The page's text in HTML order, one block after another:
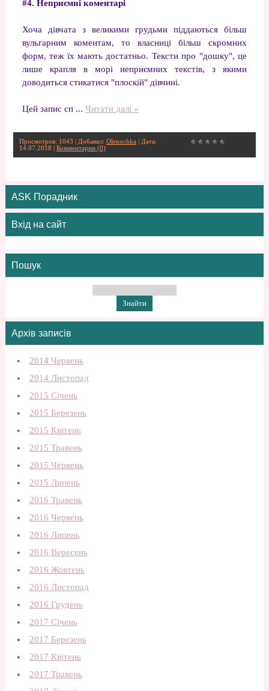
#4. Неприємні коментарі
Хоча дівчата з великими грудьми піддаються більш
вульгарним коментам, то власниці більш скромних
форм, теж їх мають достатньо. Тексти про "дошку", це
лише крапля в морі неприємних текстів, з якими
доводиться стикатися "плоскій" дівчині.
Цей запис сп ... Читати далі »
Просмотров: 1043 | Добавил: Olenochka | Дата:
14.07.2018
Комментарии (0)
ASK Порадник
Вхід на сайт
Пошук
Архів записів
2014 Червень
2014 Листопад
2015 Січень
2015 Березень
2015 Квітень
2015 Травень
2015 Червень
2015 Липень
2016 Травень
2016 Червень
2016 Липень
2016 Вересень
2016 Жовтень
2016 Листопад
2016 Грудень
2017 Січень
2017 Березень
2017 Квітень
2017 Травень